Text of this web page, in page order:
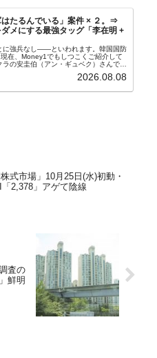
はたるんでいる」案件 × ２。⇒
メにする最強タッグ「李在明 +
に強兵なし――といわれます。韓国国防
在、Money1でもしつこくご紹介して
ラの安圭伯（アン・ギュベク）さんで
的無知蒙昧な李在明（イ・ジェミョン）
国初の文官上がり」の国防部長官安圭伯
2026.08.08
株式市場」10月25日(水)初動・
「2,378」アゲて陰線
査の
鮮明